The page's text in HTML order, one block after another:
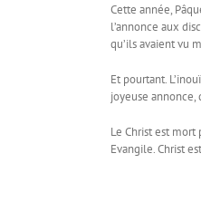
Cette année,
l’annonce aux
qu’ils avaient vu
Et pourtant.
joyeuse
Le Christ est
Evangile. Christ